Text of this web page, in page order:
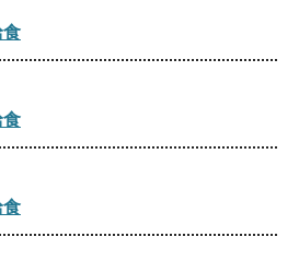
食
食
食